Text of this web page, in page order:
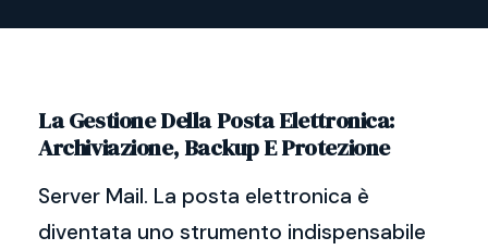
La Gestione Della Posta Elettronica:
Archiviazione, Backup E Protezione
Server Mail. La posta elettronica è
diventata uno strumento indispensabile